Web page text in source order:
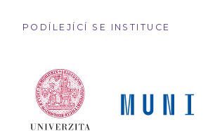
PODÍLEJÍCÍ SE INSTITUCE